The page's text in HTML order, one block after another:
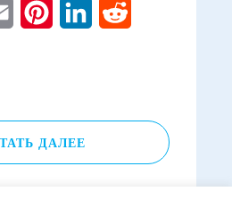
Email PinterestLinkedIn
ДАЛЕЕ